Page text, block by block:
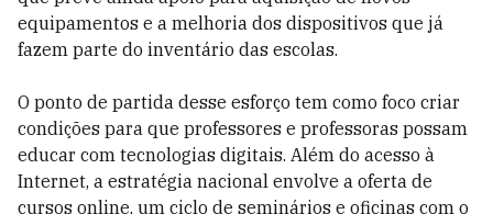
equipamentos e a melhoria dos dispositivos que já
fazem parte do inventário das escolas.
O ponto de partida desse esforço tem como foco criar
condições para que professores e professoras possam
educar com tecnologias digitais. Além do acesso à
Internet, a estratégia nacional envolve a oferta de
cursos online, um ciclo de seminários e oficinas com o